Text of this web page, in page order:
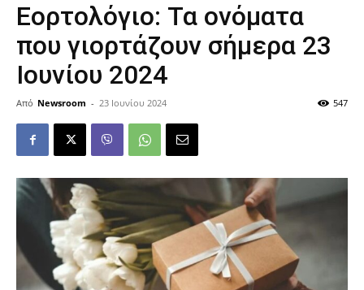
Εορτολόγιο: Τα ονόματα
που γιορτάζουν σήμερα 23
Ιουνίου 2024
Από Newsroom - 23 Ιουνίου 2024 547